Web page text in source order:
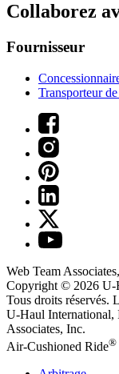
Collaborez
Fournisseur
Transporteur
Web Team
Copyright © 2026 U-
Tous droits réservés.
U-Haul International,
Associates, Inc.
Air-Cushioned Ride®